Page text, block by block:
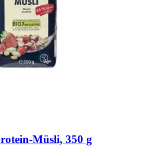
​Müsli, 350 g